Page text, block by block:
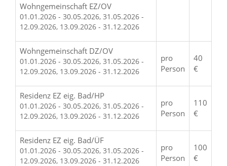
Wohngemeinschaft EZ/OV
01.01.2026 - 30.05.2026, 31.05.2026 -
12.09.2026, 13.09.2026 - 31.12.2026
Wohngemeinschaft DZ/OV
01.01.2026 - 30.05.2026, 31.05.2026 -
12.09.2026, 13.09.2026 - 31.12.2026
pro
Person
40
€
Residenz EZ eig. Bad/HP
01.01.2026 - 30.05.2026, 31.05.2026 -
12.09.2026, 13.09.2026 - 31.12.2026
pro
Person
110
€
Residenz EZ eig. Bad/ÜF
01.01.2026 - 30.05.2026, 31.05.2026 -
12.09.2026, 13.09.2026 - 31.12.2026
pro
Person
100
€